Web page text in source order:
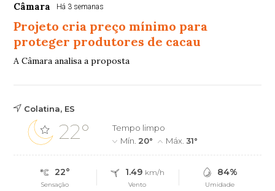
Câmara Há 3 semanas
Projeto cria preço mínimo para
proteger produtores de cacau
A Câmara analisa a proposta
Colatina, ES
22°
Tempo limpo
Mín. 20° Máx.31°
22°
Sensação
1.49 km/h
Vento
84%
Umidade